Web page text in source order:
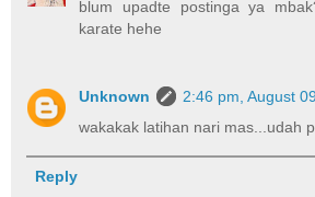
blum upadte postinga ya
karate hehe
Unknown
2:46 pm, August
wakakak latihan nari mas...udah
Reply